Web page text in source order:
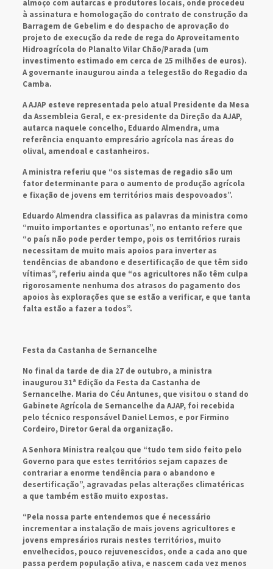
almoço com autarcas e produtores locais, onde procedeu
à assinatura e homologação do contrato de construção da
Barragem de Gebelim e do despacho de aprovação do
projeto de execução da rede de rega do Aproveitamento
Hidroagrícola do Planalto Vilar Chão/Parada (um
investimento estimado em cerca de 25 milhões de euros).
A governante inaugurou ainda a telegestão do Regadio da
Camba.
A AJAP esteve representada pelo atual Presidente da Mesa
da Assembleia Geral, e ex-presidente da Direção da AJAP,
autarca naquele concelho, Eduardo Almendra, uma
referência enquanto empresário agrícola nas áreas do
olival, amendoal e castanheiros.
A ministra referiu que “os sistemas de regadio são um
fator determinante para o aumento de produção agrícola
e fixação de jovens em territórios mais despovoados”.
Eduardo Almendra classifica as palavras da ministra como
“muito importantes e oportunas”, no entanto refere que
“o país não pode perder tempo, pois os territórios rurais
necessitam de muito mais apoios para inverter as
tendências de abandono e desertificação de que têm sido
vítimas”, referiu ainda que “os agricultores não têm culpa
rigorosamente nenhuma dos atrasos do pagamento dos
apoios às explorações que se estão a verificar, e que tanta
falta estão a fazer a todos”.
Festa da Castanha de Sernancelhe
No final da tarde de dia 27 de outubro, a ministra
inaugurou 31ª Edição da Festa da Castanha de
Sernancelhe. Maria do Céu Antunes, que visitou o stand do
Gabinete Agrícola de Sernancelhe da AJAP, foi recebida
pelo técnico responsável Daniel Lemos, e por Firmino
Cordeiro, Diretor Geral da organização.
A Senhora Ministra realçou que “tudo tem sido feito pelo
Governo para que estes territórios sejam capazes de
contrariar a enorme tendência para o abandono e
desertificação”, agravadas pelas alterações climatéricas
a que também estão muito expostas.
“Pela nossa parte entendemos que é necessário
incrementar a instalação de mais jovens agricultores e
jovens empresários rurais nestes territórios, muito
envelhecidos, pouco rejuvenescidos, onde a cada ano que
passa perdem população ativa, e nascem cada vez menos